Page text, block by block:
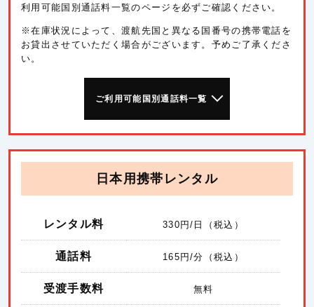
利用可能国別通話料一覧のページを必ずご確認ください。
※在庫状況によって、渡航先国と異なる国番号の携帯電話を
お貸出させていただく場合がございます。予めご了承くださ
い。
ご利用可能国別通話料一覧
日本用携帯レンタル
レンタル料 330 円/日（税込）
通話料 165 円/分（税込）
受渡手数料 無料